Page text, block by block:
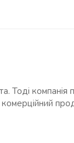
Тоді компанія